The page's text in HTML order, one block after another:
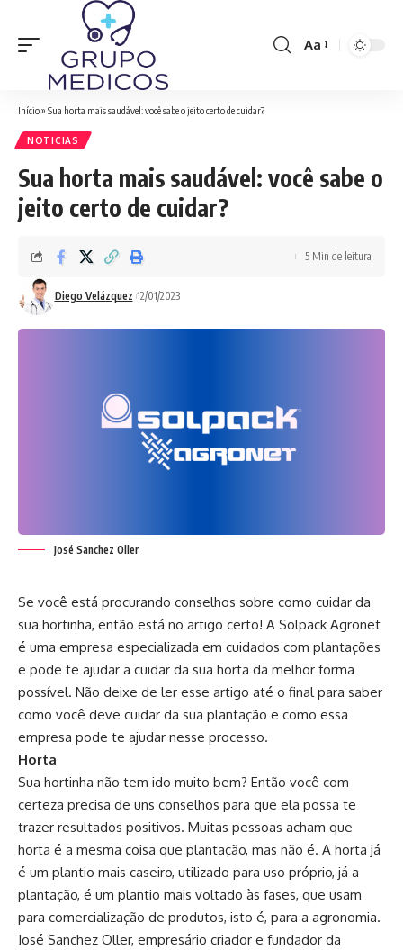
Font
Aa
Início» Sua horta mais saudável: você sabe o jeito certo de cuidar?
NOTICIAS
Sua horta mais saudável: você sabe o
jeito certo de cuidar?
Diego Velázquez 12/01/2023
5 Min de leitura
José Sanchez Oller
Se você está procurando conselhos sobre como cuidar da
sua hortinha, então está no artigo certo! A Solpack Agronet
é uma empresa especializada em cuidados com plantações
e pode te ajudar a cuidar da sua horta da melhor forma
possível. Não deixe de ler esse artigo até o final para saber
como você deve cuidar da sua plantação e como essa
empresa pode te ajudar nesse processo.
Horta
Sua hortinha não tem ido muito bem? Então você com
certeza precisa de uns conselhos para que ela possa te
trazer resultados positivos. Muitas pessoas acham que
horta é a mesma coisa que plantação, mas não é. A horta já
é um plantio mais caseiro, utilizado para uso próprio, já a
plantação, é um plantio mais voltado às fases, que usam
para comercialização de produtos, isto é, para a agronomia.
José Sanchez Oller, empresário criador e fundador da